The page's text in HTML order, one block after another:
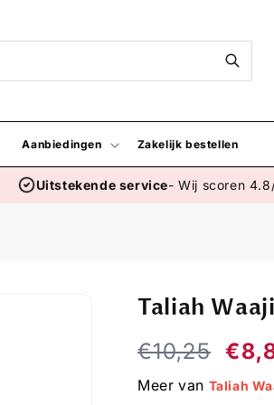
Aanbiedingen Zakelijk bestellen
Uitstekende service- Wij scoren
Taliah
Regular
€10,25
Sale
Meer van Taliah